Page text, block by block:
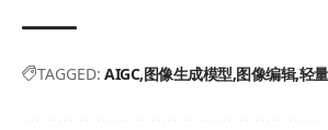
TAGGED: AIGC 图像生成模型 图像编辑 轻